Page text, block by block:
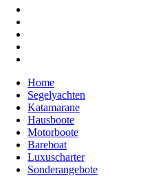
Home
Segelyachten
Katamarane
Hausboote
Motorboote
Bareboat
Luxuscharter
Sonderangebote